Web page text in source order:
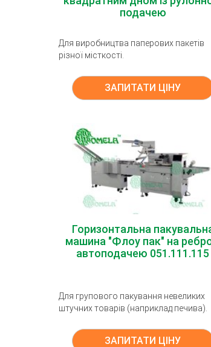
подачею
Для виробництва паперових пакетів
різної місткості.
ЗАПИТАТИ ЦІНУ
Горизонтальна
машина "Флоу пак" на
автоподачею 051.111.115
Для групового пакування невеликих
штучних товарів (наприклад печива).
ЗАПИТАТИ ЦІНУ